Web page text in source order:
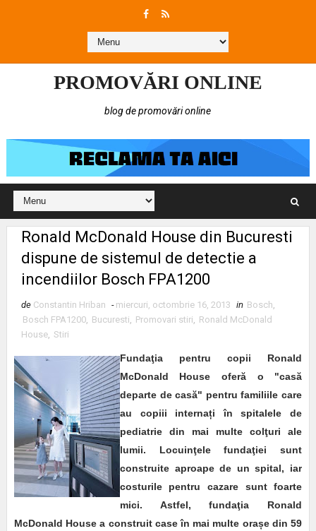
PROMOVĂRI ONLINE
blog de promovări online
Ronald McDonald House din Bucuresti
dispune de sistemul de detectie a
incendiilor Bosch FPA1200
de Constantin Hriban - miercuri, octombrie 16, 2013 in Bosch,
Bosch FPA1200, Bucuresti, Promovari stiri, Ronald McDonald
House, Stiri
Fundaţia pentru copii Ronald
McDonald House oferă o "casă
departe de casă" pentru familiile care
au copiii internați în spitalele de
pediatrie din mai multe colţuri ale
lumii. Locuinţele fundaţiei sunt
construite aproape de un spital, iar
costurile pentru cazare sunt foarte
mici. Astfel, fundaţia Ronald
McDonald House a construit case în mai multe orașe din 59